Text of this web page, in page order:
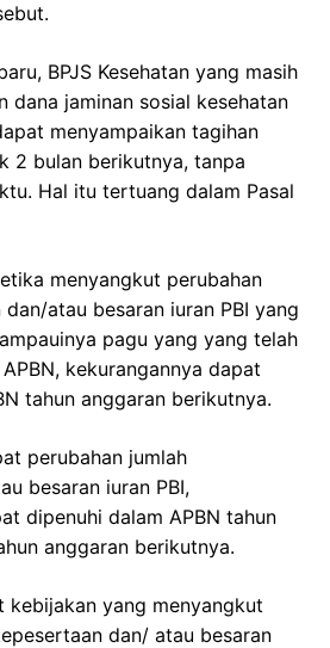
BPJS Kesehatan yang masih
dana jaminan sosial kesehatan
menyampaikan tagihan
2 bulan berikutnya, tanpa
Hal itu tertuang dalam Pasal
menyangkut perubahan
atau besaran iuran PBI yang
pagu yang yang telah
kekurangannya dapat
tahun anggaran berikutnya.
perubahan jumlah
besaran iuran PBI,
dipenuhi dalam APBN tahun
anggaran berikutnya.
kebijakan yang menyangkut
dan/ atau besaran